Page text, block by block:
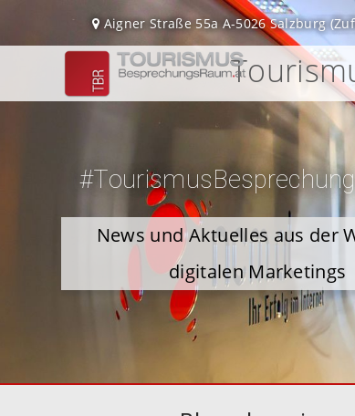
Aigner Straße 55a A-5026 Salzburg
News und Aktuelles aus der
digitalen Marketings